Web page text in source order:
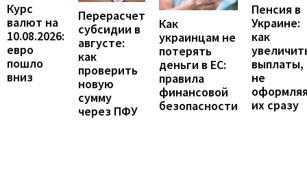
Курс
валют на
10.08.2026:
евро
пошло
вниз
Перерасчет
субсидии в
августе:
как
проверить
новую
сумму
через ПФУ
Как
украинцам не
потерять
деньги в ЕС:
правила
финансовой
безопасности
Пенсия в
Украине:
как
выплаты,
не
их сразу